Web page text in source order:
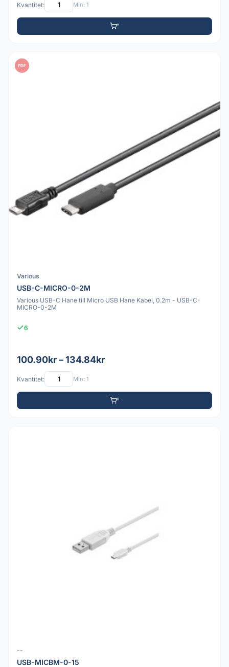
Kvantitet: Min: 1
PDF
Various
USB-C-MICRO-0-2M
Various USB-C Hane till Micro USB Hane Kabel, 0.2m - USB-C-
MICRO-0-2M
6
100.90kr – 134.84kr
Kvantitet: Min: 1
--
USB-MICBM-0-15